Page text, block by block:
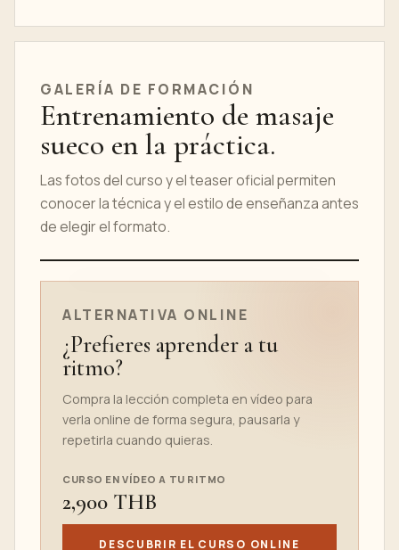
GALERÍA DE FORMACIÓN
Entrenamiento de masaje
sueco en la práctica.
Las fotos del curso y el teaser oficial permiten
conocer la técnica y el estilo de enseñanza antes
de elegir el formato.
TEASER DEL CURSO ONLINE
ALTERNATIVA ONLINE
¿Prefieres aprender a tu
ritmo?
Compra la lección completa en vídeo para
verla online de forma segura, pausarla y
repetirla cuando quieras.
CURSO EN VÍDEO A TU RITMO
2,900 THB
DESCUBRIR EL CURSO ONLINE